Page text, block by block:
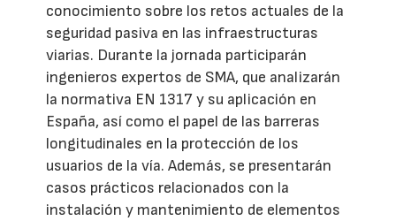
conocimiento sobre los retos actuales de la
seguridad pasiva en las infraestructuras
viarias. Durante la jornada participarán
ingenieros expertos de SMA, que analizarán
la normativa EN 1317 y su aplicación en
España, así como el papel de las barreras
longitudinales en la protección de los
usuarios de la vía. Además, se presentarán
casos prácticos relacionados con la
instalación y mantenimiento de elementos